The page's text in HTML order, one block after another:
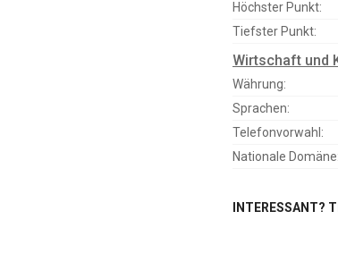
Höchster Punkt:
Tiefster Punkt:
Wirtschaft und
Währung:
Sprachen:
Telefonvorwahl:
Nationale Domäne:
INTERESSANT?